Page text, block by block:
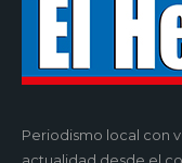
Periodismo local con